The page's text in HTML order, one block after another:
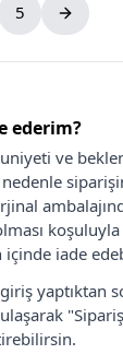
5
ederim?
ve
iade
yaptıktan